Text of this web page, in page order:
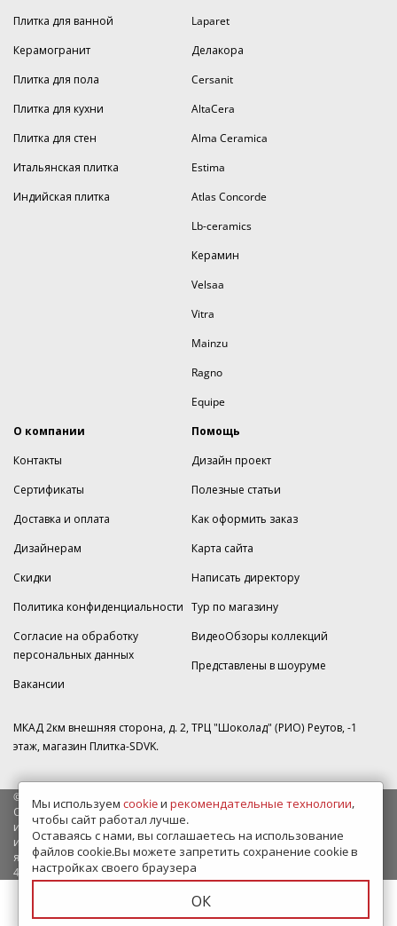
Плитка для ванной
Керамогранит
Плитка для пола
Плитка для кухни
Плитка для стен
Итальянская плитка
Индийская плитка
Laparet
Делакора
Cersanit
AltaCera
Alma Ceramica
Estima
Atlas Concorde
Lb-ceramics
Керамин
Velsaa
Vitra
Mainzu
Ragno
Equipe
О компании
Контакты
Сертификаты
Доставка и оплата
Дизайнерам
Скидки
Политика конфиденциальности
Согласие на обработку
персональных данных
Вакансии
Помощь
Дизайн проект
Полезные статьи
Как оформить заказ
Карта сайта
Написать директору
Тур по магазину
ВидеоОбзоры коллекций
Представлены в шоуруме
МКАД 2км внешняя сторона, д. 2, ТРЦ "Шоколад" (РИО) Реутов, -1
этаж, магазин Плитка-SDVK.
© 2009—2026 г. Все права защищены
Обращаем Ваше внимание на то, что данный интернет-сайт носит
исключительно информационный характер и ни при каких условиях
информационные материалы и цены, размещенные на сайте, не
являются публичной офертой, определяемой положениями Статьи
437 Гражданского кодекса РФ.
Мы используем cookieи рекомендательные технологии,
чтобы сайт работал лучше.
Оставаясь с нами, вы соглашаетесь на использование
файлов cookie.Вы можете запретить сохранение cookie в
настройках своего браузера
ОК